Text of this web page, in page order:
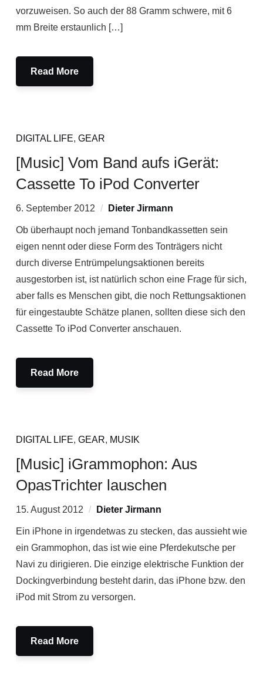
vorzuweisen. So auch der 88 Gramm schwere, mit 6
mm Breite erstaunlich […]
Read More
DIGITAL LIFE, GEAR
[Music] Vom Band aufs iGerät:
Cassette To iPod Converter
6. September 2012 Dieter Jirmann
Ob überhaupt noch jemand Tonbandkassetten sein
eigen nennt oder diese Form des Tonträgers nicht
durch diverse Entrümpelungsaktionen bereits
ausgestorben ist, ist natürlich schon eine Frage für sich,
aber falls es Menschen gibt, die noch Rettungsaktionen
für eingestaubte Schätze planen, sollten diese sich den
Cassette To iPod Converter anschauen.
Read More
DIGITAL LIFE, GEAR, MUSIK
[Music] iGrammophon: Aus
OpasTrichter lauschen
15. August 2012 Dieter Jirmann
Ein iPhone in irgendetwas zu stecken, das aussieht wie
ein Grammophon, das ist wie eine Pferdekutsche per
Navi zu dirigieren. Die einzige elektrische Funktion der
Dockingverbindung besteht darin, das iPhone bzw. den
iPod mit Strom zu versorgen.
Read More